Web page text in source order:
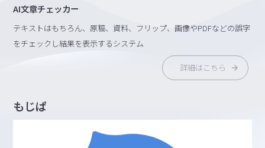
AI文章チェッカー
テキストはもちろん、原稿、資料、フリップ、画像やPDFなどの誤字
をチェックし結果を表示するシステム
詳細はこちら
もじぱ